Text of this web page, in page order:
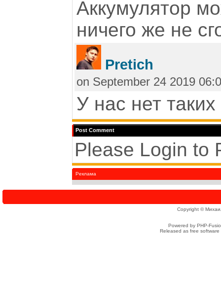
Аккумулятор
ничего же не
Pretich
on September 24 2019
У нас нет
Post Comment
Please Login to
Реклама
Copyright ©
Powered by PHP-
Released as free